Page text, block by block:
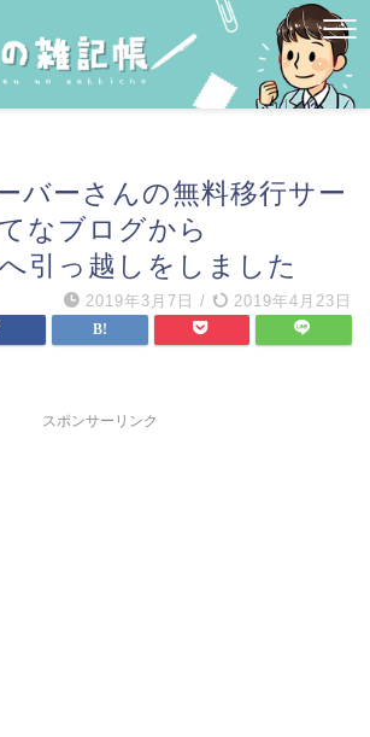
バーさんの無料移行サー
なブログから
引っ越しをしました
2019年3月7日 / 2019年4月23日
スポンサーリンク